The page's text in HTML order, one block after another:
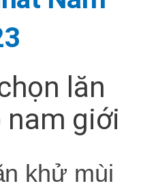
lăn
nam giới
khử mùi